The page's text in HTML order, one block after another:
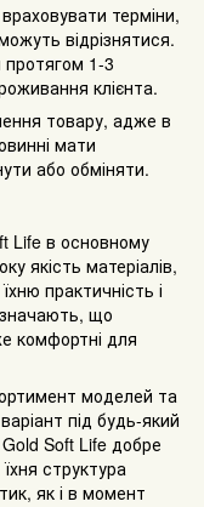
терміни,
відрізнятися.
1-3
клієнта.
товару, адже в
мати
або обміняти.
Life в основному
якість матеріалів,
практичність і
що
комфортні для
моделей та
під будь-який
Soft Life добре
структура
як і в момент